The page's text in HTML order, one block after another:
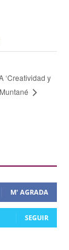
‘Creatividad y
M' AGRADA
SEGUIR